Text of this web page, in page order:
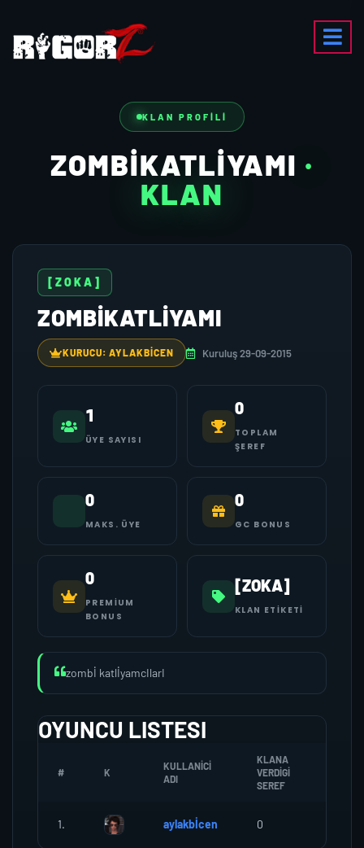
KLAN PROFILI
ZOMBİKATLİYAMI ·
KLAN
[ZOKA]
ZOMBİKATLİYAMI
KURUCU: AYLAKBİCEN Kuruluş 29-09-2015
1
ÜYE SAYISI
0
TOPLAM
ŞEREF
0
MAKS. ÜYE
0
GC BONUS
0
PREMIUM
BONUS
[ZOKA]
KLAN ETIKETI
zombİ katlİyamcIlarI
OYUNCU LISTESI
# K
KULLANICI
ADI
KLANA
VERDIGI
SEREF
1. aylakbİcen 0